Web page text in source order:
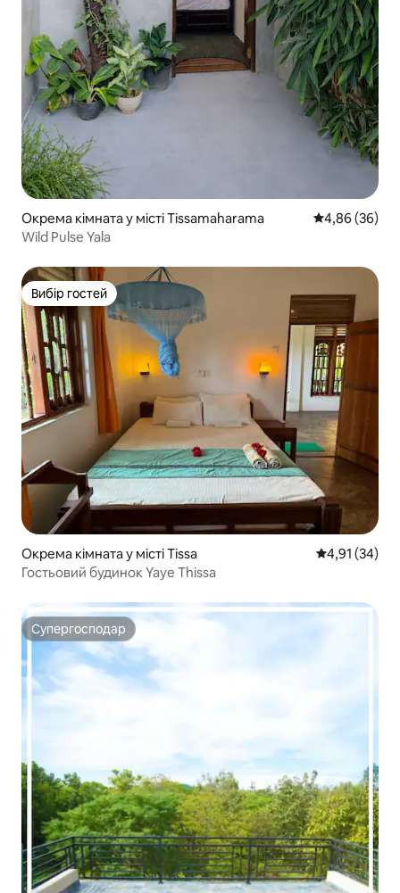
Окрема кімната у місті Tissamaharama Середня
4,86 (36)
Wild Pulse Yala
Вибір гостей
Вибір гостей
Окрема кімната у місті Tissa Середня
4,91 (34)
Гостьовий будинок Yaye Thissa
Супергосподар
Супергосподар